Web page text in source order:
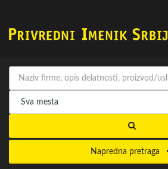
Napredna pretraga